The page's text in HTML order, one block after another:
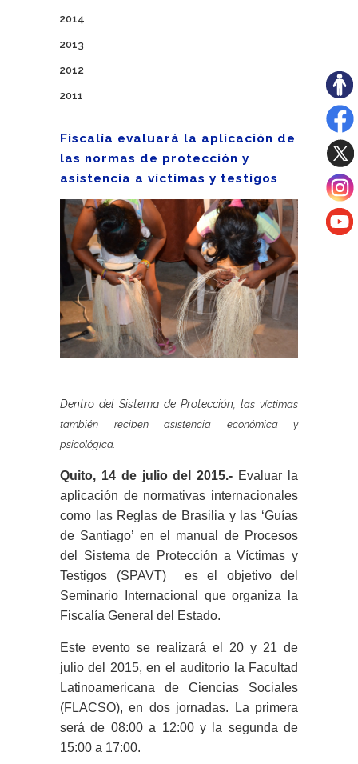
2014
2013
2012
2011
Fiscalía evaluará la aplicación de
las normas de protección y
asistencia a víctimas y testigos
Dentro del Sistema de Protección, las víctimas
también reciben asistencia económica y
psicológica.
Quito, 14 de julio del 2015.- Evaluar la
aplicación de normativas internacionales
como las Reglas de Brasilia y las ‘Guías
de Santiago’ en el manual de Procesos
del Sistema de Protección a Víctimas y
Testigos (SPAVT) es el objetivo del
Seminario Internacional que organiza la
Fiscalía General del Estado.
Este evento se realizará el 20 y 21 de
julio del 2015, en el auditorio la Facultad
Latinoamericana de Ciencias Sociales
(FLACSO), en dos jornadas. La primera
será de 08:00 a 12:00 y la segunda de
15:00 a 17:00.